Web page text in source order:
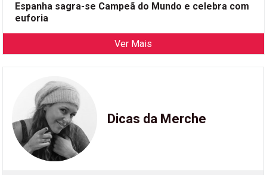
Espanha sagra-se Campeã do Mundo e celebra com
euforia
Ver Mais
Dicas da Merche